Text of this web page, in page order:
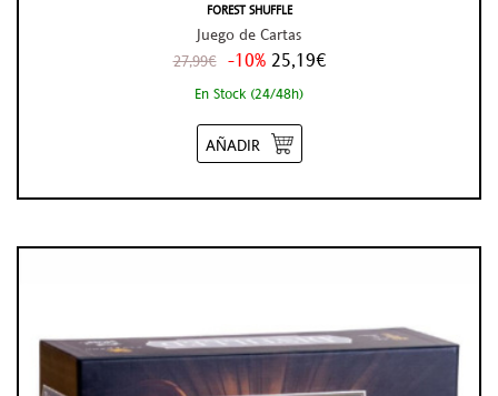
FOREST SHUFFLE
Juego de Cartas
27,99€ -10% 25,19€
En Stock (24/48h)
AÑADIR